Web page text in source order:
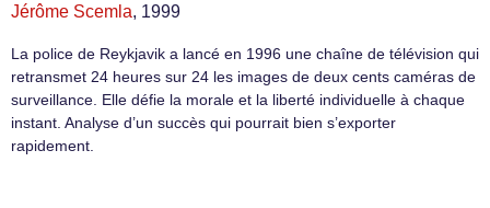
Jérôme Scemla, 1999
La police de Reykjavik a lancé en 1996 une chaîne de télévision qui
retransmet 24 heures sur 24 les images de deux cents caméras de
surveillance. Elle défie la morale et la liberté individuelle à chaque
instant. Analyse d’un succès qui pourrait bien s’exporter
rapidement.